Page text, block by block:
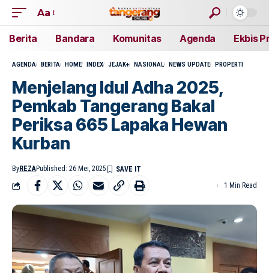
Aa
Berita Bandara Komunitas Agenda Ekbis
AGENDA BERITA HOME INDEX JEJAK+ NASIONAL NEWS UPDATE PROPERTI
Menjelang Idul Adha 2025,
Pemkab Tangerang Bakal
Periksa 665 Lapaka Hewan
Kurban
ByREZAPublished: 26 Mei, 2025
1 Min Read